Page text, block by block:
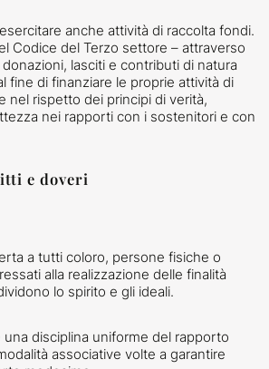
anche attività di raccolta fondi.
Codice del Terzo settore – attraverso
lasciti e contributi di natura
fine di finanziare le proprie attività di
nel rispetto dei principi di verità,
nei rapporti con i sostenitori e con
e doveri
a tutti coloro, persone fisiche o
alla realizzazione delle finalità
lo spirito e gli ideali.
una disciplina uniforme del rapporto
associative volte a garantire